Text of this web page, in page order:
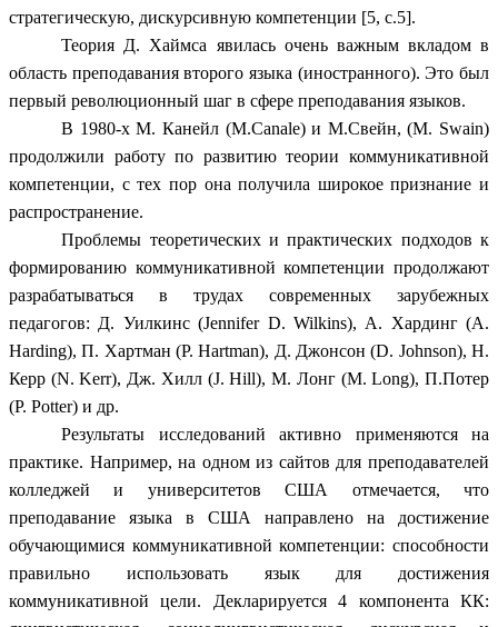
стратегическую, дискурсивную компетенции [5, c.5].
Теория Д. Хаймса явилась очень важным вкладом в
область преподавания второго языка (иностранного). Это был
первый революционный шаг в сфере преподавания языков.
В 1980-х М. Канейл (М.Canale) и М.Свейн, (М. Swain)
продолжили работу по развитию теории коммуникативной
компетенции, с тех пор она получила широкое признание и
распространение.
Проблемы теоретических и практических подходов к
формированию коммуникативной компетенции продолжают
разрабатываться в трудах современных зарубежных
педагогов: Д. Уилкинс (Jennifer D. Wilkins), А. Хардинг (A.
Harding), П. Хартман (P. Hartman), Д. Джонсон (D. Johnson), Н.
Керр (N. Kerr), Дж. Хилл (J. Hill), М. Лонг (M. Long), П.Потер
(P. Potter) и др.
Результаты исследований активно применяются на
практике. Например, на одном из сайтов для преподавателей
колледжей и университетов США отмечается, что
преподавание языка в США направлено на достижение
обучающимися коммуникативной компетенции: способности
правильно использовать язык для достижения
коммуникативной цели. Декларируется 4 компонента КК: